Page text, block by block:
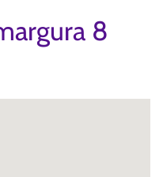
8